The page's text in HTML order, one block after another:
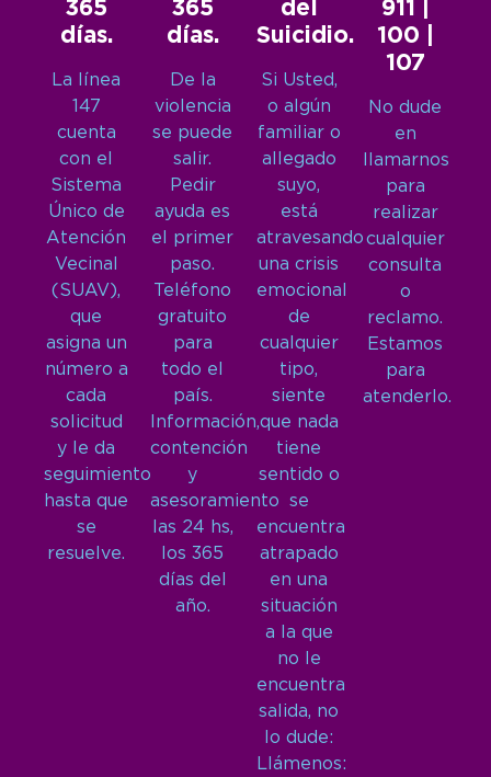
365
días.
La línea
147
cuenta
con el
Sistema
Único de
Atención
Vecinal
(SUAV),
que
asigna un
número a
cada
solicitud
y le da
seguimiento
hasta que
se
resuelve.
365
días.
De la
violencia
se puede
salir.
Pedir
ayuda es
el primer
paso.
Teléfono
gratuito
para
todo el
país.
Información,
contención
y
asesoramiento
las 24 hs,
los 365
días del
año.
del
Suicidio.
Si Usted,
o algún
familiar o
allegado
suyo,
está
atravesando
una crisis
emocional
de
cualquier
tipo,
siente
que nada
tiene
sentido o
se
encuentra
atrapado
en una
situación
a la que
no le
encuentra
salida, no
lo dude:
Llámenos:
911 |
100 |
107
No dude
en
llamarnos
para
realizar
cualquier
consulta
o
reclamo.
Estamos
para
atenderlo.